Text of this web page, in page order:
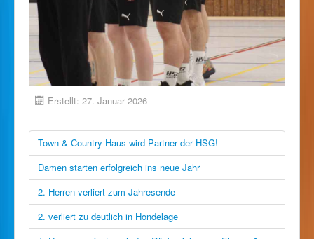
Erstellt: 27. Januar 2026
Town & Country Haus wird Partner der HSG!
Damen starten erfolgreich ins neue Jahr
2. Herren verliert zum Jahresende
2. verliert zu deutlich in Hondelage